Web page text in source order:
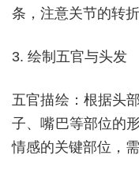
条，注意关节的转
3. 绘制五官与头发
五官描绘：根据头
子、嘴巴等部位的
情感的关键部位，